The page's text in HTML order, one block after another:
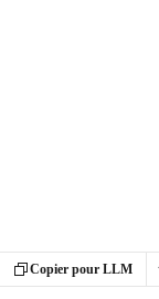
Copier pour LLM